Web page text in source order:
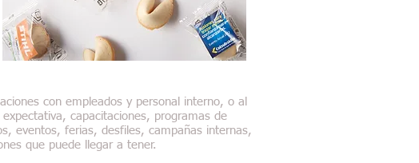
con empleados y personal interno, o al
capacitaciones, programas de
eventos, ferias, desfiles, campañas internas,
que puede llegar a tener.